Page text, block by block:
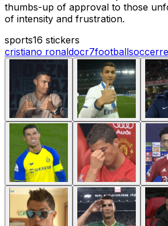
thumbs-up of approval to those
of intensity and frustration.
sports16 stickers
cristiano ronaldocr7footballsoccer